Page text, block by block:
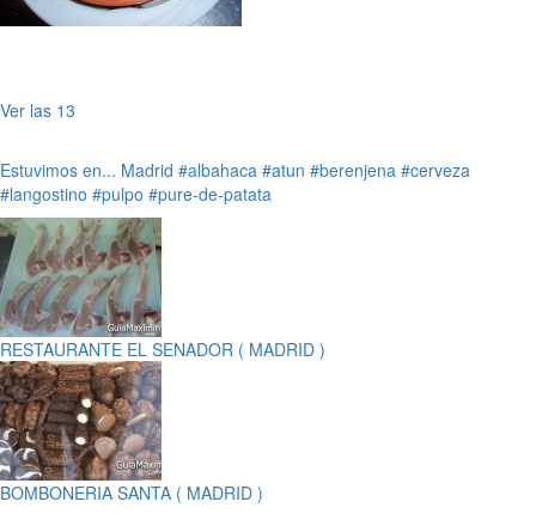
Ver las 13
Estuvimos en... Madrid #albahaca #atun #berenjena #cerveza
#langostino #pulpo #pure-de-patata
RESTAURANTE EL SENADOR ( MADRID )
BOMBONERIA SANTA ( MADRID )